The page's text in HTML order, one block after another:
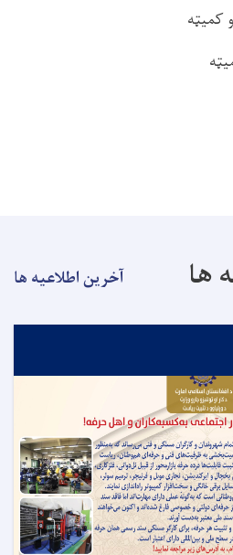
کمیټه
ها آخرین اطلاعیه ها